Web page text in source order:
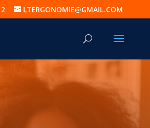
LTERGONOMIE@GMAIL.COM